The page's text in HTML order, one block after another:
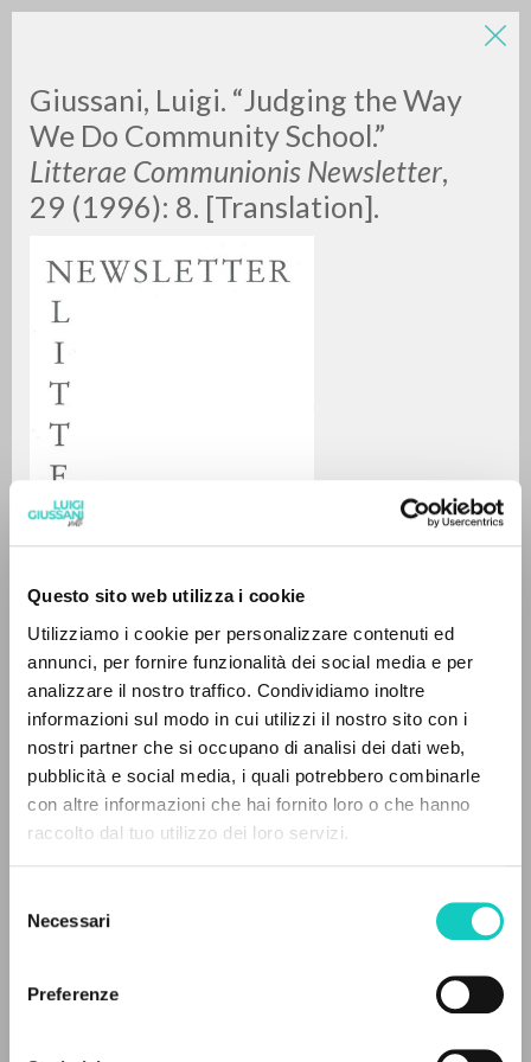
Questo sito web utilizza i cookie
Utilizziamo i cookie per personalizzare contenuti ed
annunci, per fornire funzionalità dei social media e per
analizzare il nostro traffico. Condividiamo inoltre
informazioni sul modo in cui utilizzi il nostro sito con i
nostri partner che si occupano di analisi dei dati web,
pubblicità e social media, i quali potrebbero combinarle
con altre informazioni che hai fornito loro o che hanno
raccolto dal tuo utilizzo dei loro servizi.
delNecessari
Preferenze
Giussani, Luigi. “Judging the Way
We Do Community School.”
Litterae Communionis Newsletter,
29 (1996): 8. [Translation].
Giussani LuigiAutor
Inglés
Litterae Communionis Newsletter
LUIGI
GIUSSANI
BÚSQUEDA AVANZADA »
0DOCUMENTOS ENCONTRADOS
RESULTADOS SUCESIVOS